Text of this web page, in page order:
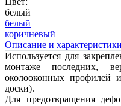
белый
белый
коричневый
Описание и характеристики
Используется для
монтаже последних,
околооконных профилей
доски).
Для предотвращения